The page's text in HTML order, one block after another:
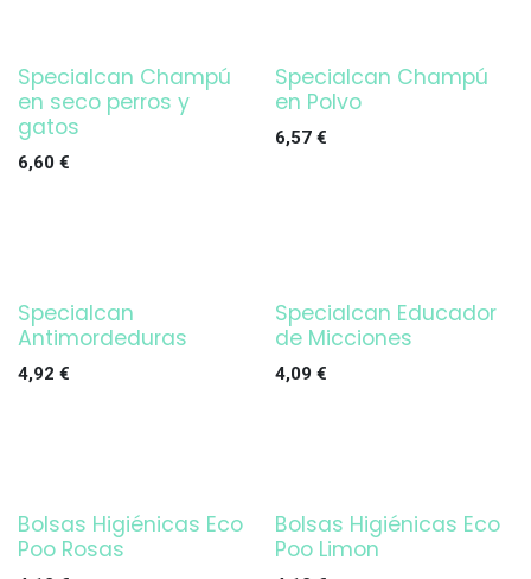
Specialcan Champú
en seco perros y
gatos
6,60 €
Specialcan Champú
en Polvo
6,57€
Agotado
Specialcan
Antimordeduras
4,92 €
Specialcan Educador
de Micciones
4,09 €
Bolsas Higiénicas Eco
Poo Rosas
Bolsas Higiénicas Eco
Poo Limon